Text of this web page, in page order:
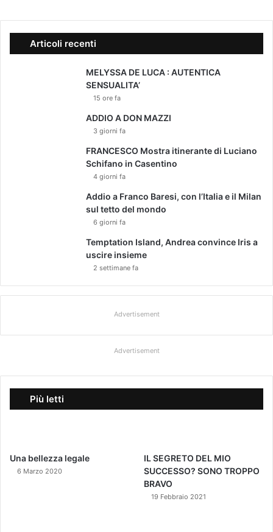
Articoli recenti
MELYSSA DE LUCA : AUTENTICA
SENSUALITA’
15 ore fa
ADDIO A DON MAZZI
3 giorni fa
FRANCESCO Mostra itinerante di Luciano
Schifano in Casentino
4 giorni fa
Addio a Franco Baresi, con l’Italia e il Milan
sul tetto del mondo
6 giorni fa
Temptation Island, Andrea convince Iris a
uscire insieme
2 settimane fa
Advertisement
Advertisement
Più letti
Una bellezza legale
6 Marzo 2020
IL SEGRETO DEL MIO
SUCCESSO? SONO TROPPO
BRAVO
19 Febbraio 2021